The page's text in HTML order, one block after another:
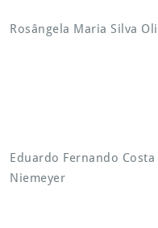
Rosângela Maria Silva
Eduardo Fernando Costa
Niemeyer